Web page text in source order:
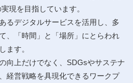
現を目指しています。
るデジタルサービスを活用し、多
、「時間」と「場所」にとらわれ
ます。
向上だけでなく、SDGsやサステナ
経営戦略を具現化できるワークプ